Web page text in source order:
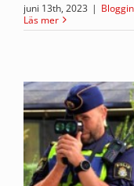
juni 13th, 2023 |
Läs mer